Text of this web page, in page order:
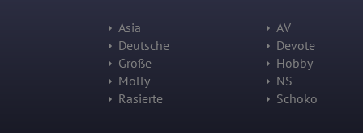
Asia AV
Deutsche
Devote
Große
Hobby
Molly
NS
Rasierte
Schoko